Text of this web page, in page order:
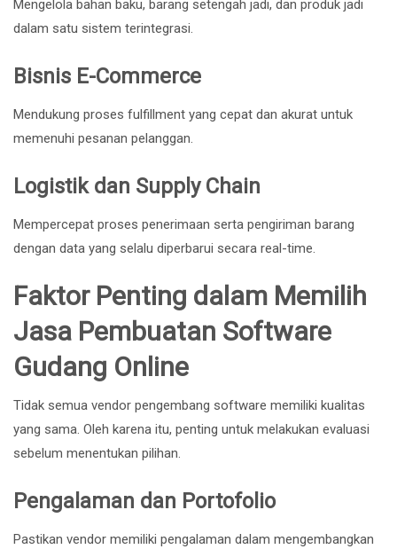
Mengelola bahan baku, barang setengah jadi, dan produk jadi
dalam satu sistem terintegrasi.
Bisnis E-Commerce
Mendukung proses fulfillment yang cepat dan akurat untuk
memenuhi pesanan pelanggan.
Logistik dan Supply Chain
Mempercepat proses penerimaan serta pengiriman barang
dengan data yang selalu diperbarui secara real-time.
Faktor Penting dalam Memilih
Jasa Pembuatan Software
Gudang Online
Tidak semua vendor pengembang software memiliki kualitas
yang sama. Oleh karena itu, penting untuk melakukan evaluasi
sebelum menentukan pilihan.
Pengalaman dan Portofolio
Pastikan vendor memiliki pengalaman dalam mengembangkan